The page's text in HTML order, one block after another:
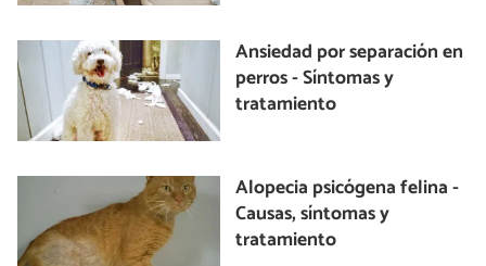
Ansiedad por separación en
perros - Síntomas y
tratamiento
Alopecia psicógena felina -
Causas, síntomas y
tratamiento